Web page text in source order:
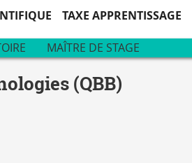
TAXE APPRENTISSAGE
MAÎTRE DE STAGE
(QBB)